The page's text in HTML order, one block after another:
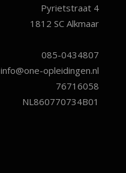
Pyrietstraat 4
1812 SC Alkmaar
085-0434807
info@one-opleidingen.nl
76716058
NL860770734B01